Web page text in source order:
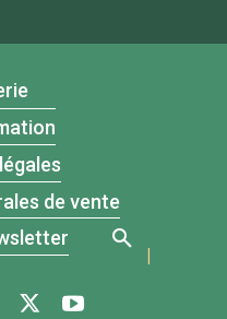
de vente
|